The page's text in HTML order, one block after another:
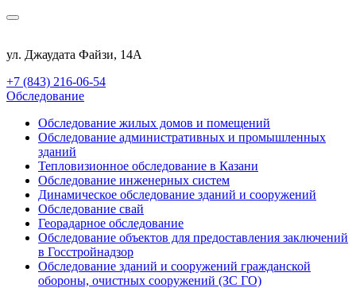
ул. Джаудата Файзи, 14А
+7 (843) 216-06-54
Обследование
Обследование жилых домов и помещений
Обследование административных и промышленных
зданий
Тепловизионное обследование в Казани
Обследование инженерных систем
Динамическое обследование зданий и сооружений
Обследование свай
Георадарное обследование
Обследование объектов для предоставления заключений
в Госстройнадзор
Обследование зданий и сооружений гражданской
обороны, очистных сооружений (ЗС ГО)